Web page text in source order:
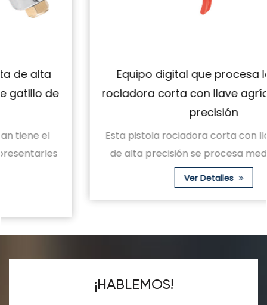
Equipo digital que procesa la pistola
rociadora corta con llave agrícola de alta
Esta pistola rociadora corta con llave agrícola
de alta precisión se procesa mediante equi...
¡HABLEMOS!